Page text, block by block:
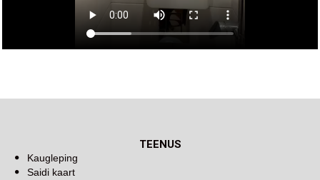
TEENUS
Kaugleping
Saidi kaart